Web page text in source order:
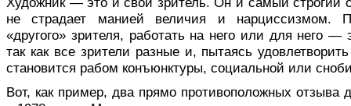
не страдает манией величия и нарциссизмом.
«другого» зрителя, работать на него или для него —
так как все зрители разные и, пытаясь
становится рабом конъюнктуры, социальной или
Вот, как пример, два прямо противоположных отзыва